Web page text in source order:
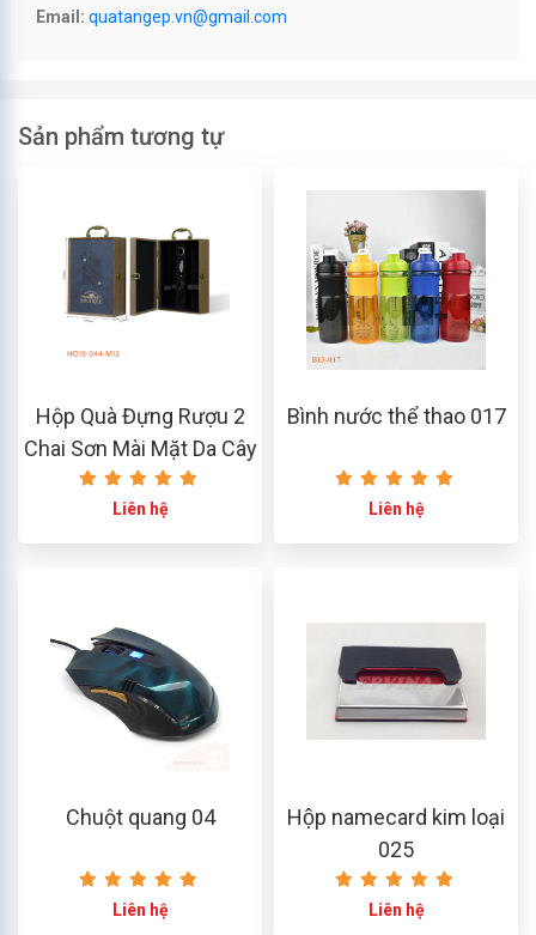
Email: quatangep.vn@gmail.com
Sản phẩm tương tự
Hộp Quà Đựng Rượu 2
Chai Sơn Mài Mặt Da Cây
Nho – Màu Xanh 3 PK
HO15-044-M13
Liên hệ
Bình nước thể thao 017
Liên hệ
Chuột quang 04
Liên hệ
Hộp namecard kim loại
025
Liên hệ